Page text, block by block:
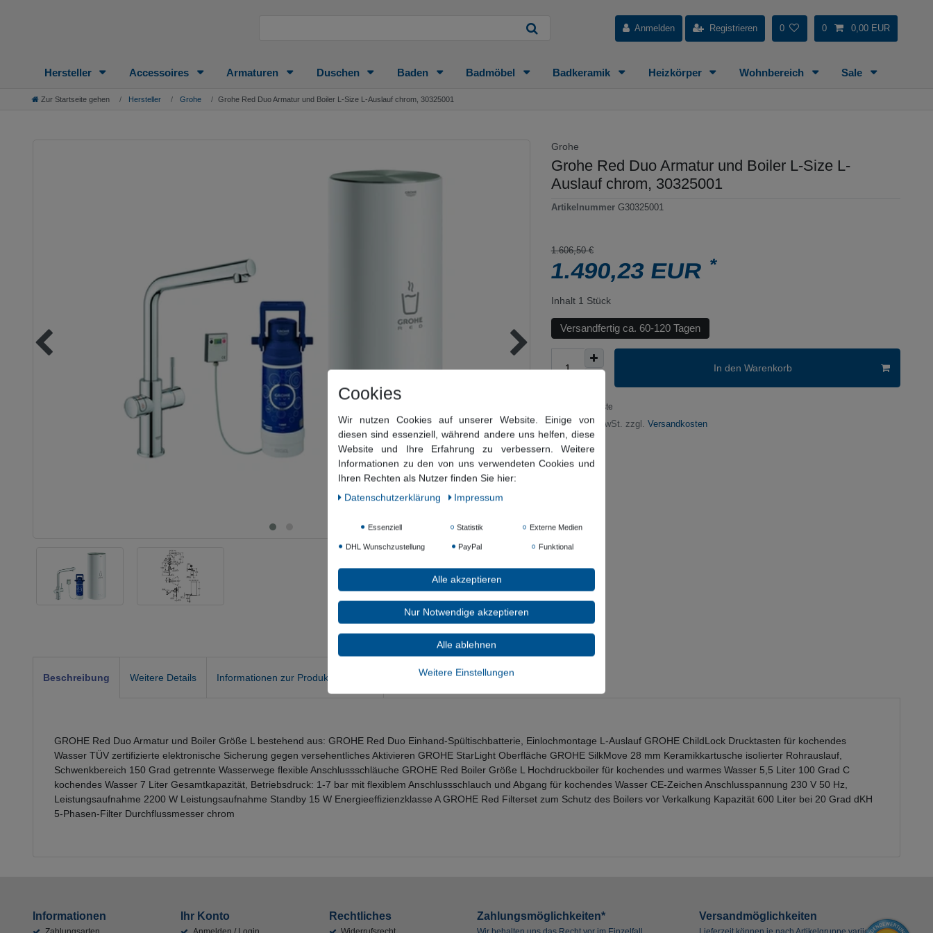
Anmelden Registrieren 0 0 0,00 EUR
Hersteller Accessoires Armaturen Duschen Baden Badmöbel Badkeramik Heizkörper Wohnbereich Sale
Zur Startseite gehen Hersteller Grohe Grohe Red Duo Armatur und Boiler L-Size L-Auslauf chrom, 30325001
Grohe
Grohe Red Duo Armatur und Boiler L-Size L-
Auslauf chrom, 30325001
Artikelnummer G30325001
1.606,50 €
1.490,23 EUR*
Inhalt 1 Stück
Versandfertig ca. 60-120 Tagen
In den Warenkorb
Wunschliste
* inkl. ges. MwSt. zzgl.
Versandkosten
Beschreibung Weitere Details Informationen zur Produktsicherheit
GROHE Red Duo Armatur und Boiler Größe L bestehend aus: GROHE Red Duo Einhand-Spültischbatterie, Einlochmontage L-Auslauf GROHE ChildLock Drucktasten für kochendes
Wasser TÜV zertifizierte elektronische Sicherung gegen versehentliches Aktivieren GROHE StarLight Oberfläche GROHE SilkMove 28 mm Keramikkartusche isolierter Rohrauslauf,
Schwenkbereich 150 Grad getrennte Wasserwege flexible Anschlussschläuche GROHE Red Boiler Größe L Hochdruckboiler für kochendes und warmes Wasser 5,5 Liter 100 Grad C
kochendes Wasser 7 Liter Gesamtkapazität, Betriebsdruck: 1-7 bar mit flexiblem Anschlussschlauch und Abgang für kochendes Wasser CE-Zeichen Anschlusspannung 230 V 50 Hz,
Leistungsaufnahme 2200 W Leistungsaufnahme Standby 15 W Energieeffizienzklasse A GROHE Red Filterset zum Schutz des Boilers vor Verkalkung Kapazität 600 Liter bei 20 Grad dKH
5-Phasen-Filter Durchflussmesser chrom
Informationen Ihr Konto Rechtliches Zahlungsmöglichkeiten* Versandmöglichkeiten
Cookies
Wir nutzen Cookies auf unserer Website. Einige von
diesen sind essenziell, während andere uns helfen, diese
Website und Ihre Erfahrung zu verbessern. Weitere
Informationen zu den von uns verwendeten Cookies und
Ihren Rechten als Nutzer finden Sie hier:
Daten­schutz­erklärung
Impressum
Essenziell Statistik Externe Medien
DHL Wunschzustellung PayPal Funktional
Alle akzeptieren
Nur Notwendige akzeptieren
Alle ablehnen
Weitere Einstellungen